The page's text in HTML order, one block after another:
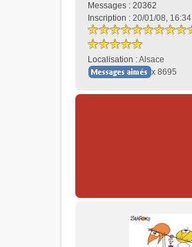
Messages : 20362
Inscription : 20/01/08, 16:34
Localisation :Alsace
x 8695